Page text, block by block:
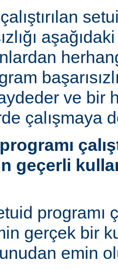
ve bir
çalışmaya
geçerli
programı
gerçek bir
emin